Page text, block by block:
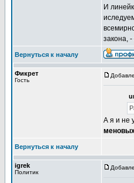
И
закона,
Вернуться к началу
Фикрет
Гость
А я и не
Вернуться к началу
igrek
Политик